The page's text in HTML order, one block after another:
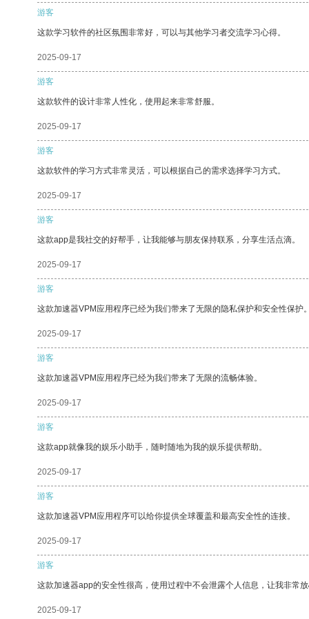
游客
这款学习软件的社区氛围非常好，可以与其他学习者交流学习心得。
2025-09-17
游客
这款软件的设计非常人性化，使用起来非常舒服。
2025-09-17
游客
这款软件的学习方式非常灵活，可以根据自己的需求选择学习方式。
2025-09-17
游客
这款app是我社交的好帮手，让我能够与朋友保持联系，分享生活点滴。
2025-09-17
游客
这款加速器VPM应用程序已经为我们带来了无限的隐私保护和安全性保护
2025-09-17
游客
这款加速器VPM应用程序已经为我们带来了无限的流畅体验。
2025-09-17
游客
这款app就像我的娱乐小助手，随时随地为我的娱乐提供帮助。
2025-09-17
游客
这款加速器VPM应用程序可以给你提供全球覆盖和最高安全性的连接。
2025-09-17
游客
这款加速器app的安全性很高，使用过程中不会泄露个人信息，让我非常
2025-09-17